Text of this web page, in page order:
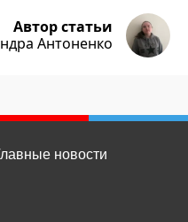
Автор статьи
Антоненко
новости